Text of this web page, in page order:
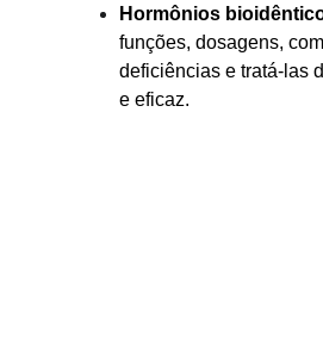
Hormônios
funções, dosagens,
deficiências e tratá-las
e eficaz.